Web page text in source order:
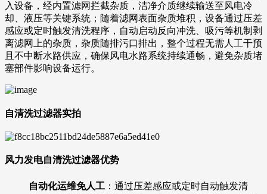
入设备，经内置滤网拦截杂质，洁净介质继续输送至风电冷
却、液压等关键系统；随着滤网表面杂质堆积，设备通过压差
感应或定时触发清洗程序，自动启动反向冲洗、吸污等机制剥
离滤网上的杂质，杂质随排污口排出，整个过程无需人工干预
且不中断水路供应，确保风电水路系统持续通畅，避免杂质堵
塞部件影响设备运行。
自清洗过滤器实拍
风力发电自清洗过滤器优势
自动化运维免人工 ：通过压差感应或定时自动触发清